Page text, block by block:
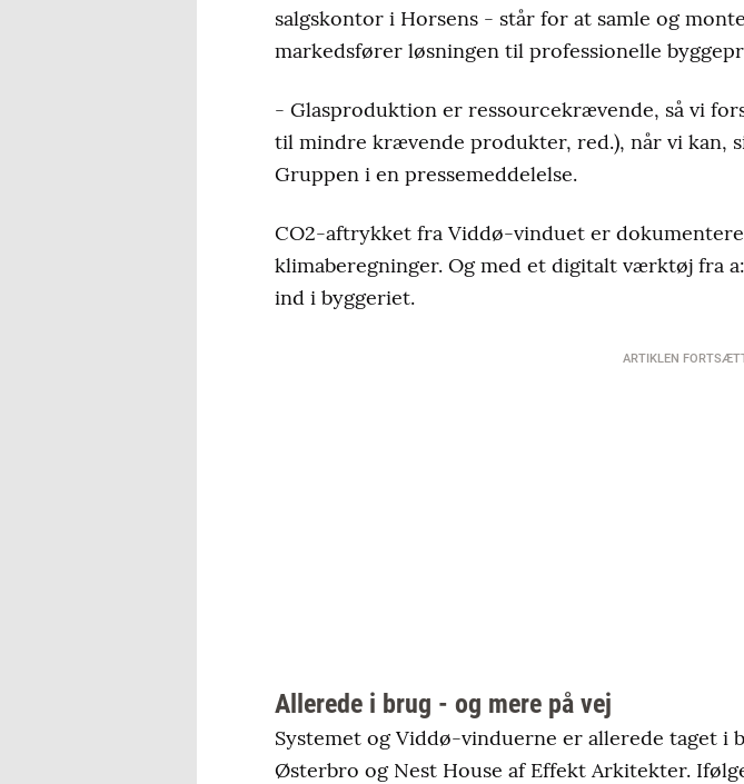
salgskontor i Horsens - står for at samle og
markedsfører løsningen til professionelle
- Glasproduktion er ressourcekrævende, så vi
til mindre krævende produkter, red.), når vi kan,
Gruppen i en pressemeddelelse.
CO2-aftrykket fra Viddø-vinduet er
klimaberegninger. Og med et digitalt værktøj fra
ind i byggeriet.
ARTIKLEN
Allerede i brug - og mere på vej
Systemet og Viddø-vinduerne er allerede taget i
Østerbro og Nest House af Effekt Arkitekter.